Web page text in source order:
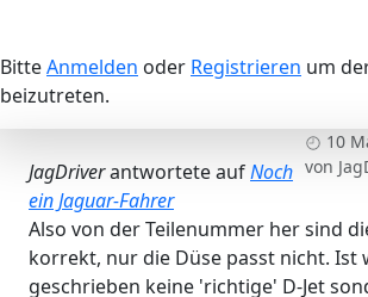
BitteAnmelden oder Registrieren um
beizutreten.
10
von
JagDriverantwortete aufNoch
ein Jaguar-Fahrer
Also von der Teilenummer her sind
korrekt, nur die Düse passt nicht. Ist
geschrieben keine 'richtige' D-Jet